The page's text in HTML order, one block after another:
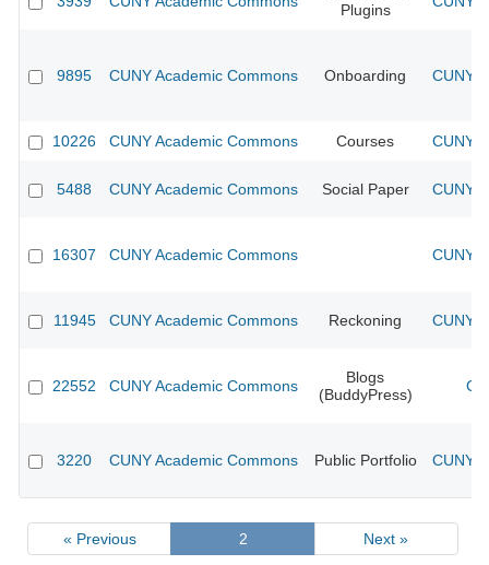
Plugins
9895 CUNY Academic Commons Onboarding CUNY
10226 CUNY Academic Commons Courses CUNY
5488 CUNY Academic Commons Social Paper CUNY
16307 CUNY Academic Commons CUNY
11945 CUNY Academic Commons Reckoning CUNY
22552 CUNY Academic Commons
Blogs
(BuddyPress)
3220 CUNY Academic Commons Public Portfolio CUNY
« Previous 2 Next »